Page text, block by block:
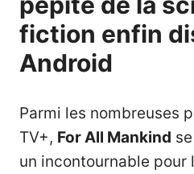
fiction enfin
Android
Parmi les nombreuses
TV+, For All Mankind
un incontournable pour